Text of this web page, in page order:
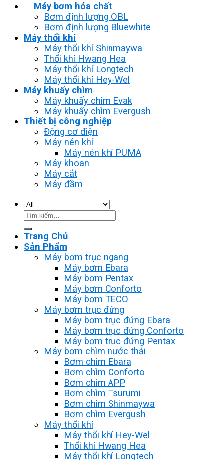
Máy bơm hóa chất
Bơm định lượng OBL
Bơm định lượng Bluewhite
Máy thổi khí
Máy thổi khí Shinmaywa
Thổi khí Hwang Hea
Máy thổi khí Longtech
Máy thổi khí Hey-Wel
Máy khuấy chìm
Máy khuấy chìm Evak
Máy khuấy chìm Evergush
Thiết bị công nghiệp
Động cơ điện
Máy nén khí
Máy nén khí PUMA
Máy khoan
Máy cắt
Máy đầm
Tìm
Trang Chủ
Sản Phẩm
Máy bơm trục ngang
Máy bơm Ebara
Máy bơm Pentax
Máy bơm Conforto
Máy bơm TECO
Máy bơm trục đứng
Máy bơm trục đứng Ebara
Máy bơm trục đứng Conforto
Máy bơm trục đứng Pentax
Máy bơm chìm nước thải
Bơm chìm Ebara
Bơm chìm Conforto
Bơm chìm APP
Bơm chìm Tsurumi
Bơm chìm Shinmaywa
Bơm chìm Evergush
Máy thổi khí
Máy thổi khí Hey-Wel
Thổi khí Hwang Hea
Máy thổi khí Longtech